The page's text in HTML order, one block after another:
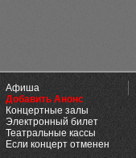
Афиша
Добавить Анонс
Концертные залы
Электронный билет
Театральные кассы
Если концерт отменен